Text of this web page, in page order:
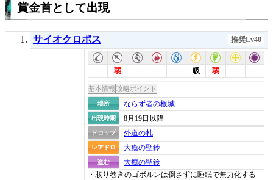
賞金首として出現
サイオクロポス 推奨Lv40
- 弱 - - - 吸 弱 - -
基本情報 攻略ポイント
場所 ならず者の根城
出現時期 8月19日以降
ドロップ 外道の札
レアドロ 大癒の聖鈴
盗む
大癒の聖鈴
・取り巻きのゴボルンは倒さずに睡眠で無力化する